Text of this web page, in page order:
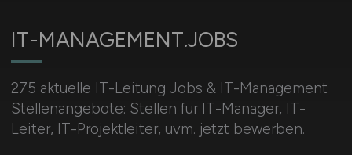
IT-MANAGEMENT.JOBS
275 aktuelle IT-Leitung Jobs & IT-Management
Stellenangebote: Stellen für IT-Manager, IT-
Leiter, IT-Projektleiter, uvm. jetzt bewerben.